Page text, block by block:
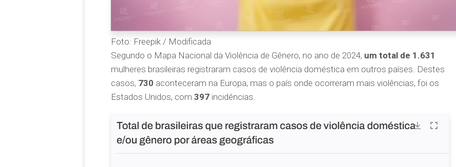
Foto: Freepik / Modificada
Segundo o Mapa Nacional da Violência de Gênero, no ano de 2024, um total de 1.631
mulheres brasileiras registraram casos de violência doméstica em outros países. Destes
casos, 730 aconteceram na Europa, mas o país onde ocorreram mais violências, foi os
Estados Unidos, com 397 incidências.